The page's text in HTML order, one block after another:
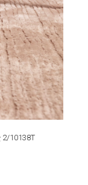
2/10138T